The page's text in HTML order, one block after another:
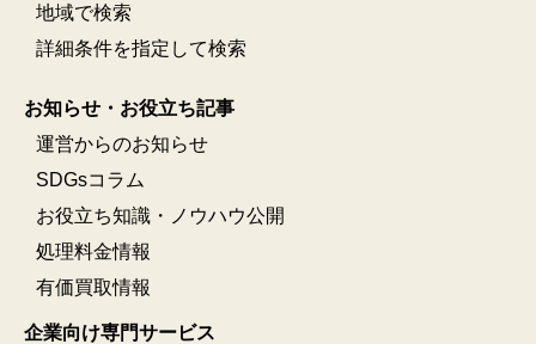
地域で検索
詳細条件を指定して検索
お知らせ・お役立ち記事
運営からのお知らせ
SDGsコラム
お役立ち知識・ノウハウ公開
処理料金情報
有価買取情報
企業向け専門サービス